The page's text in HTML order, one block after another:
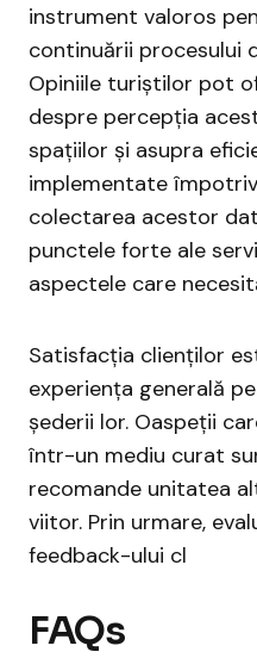
instrument valoros
continuării procesului
Opiniile turiștilor pot
despre percepția
spațiilor și asupra
implementate
colectarea acestor
punctele forte ale
aspectele care
Satisfacția clienților
experiența generală
șederii lor. Oaspeții
într-un mediu curat
recomande unitatea
viitor. Prin urmare,
feedback-ului cl
FAQs